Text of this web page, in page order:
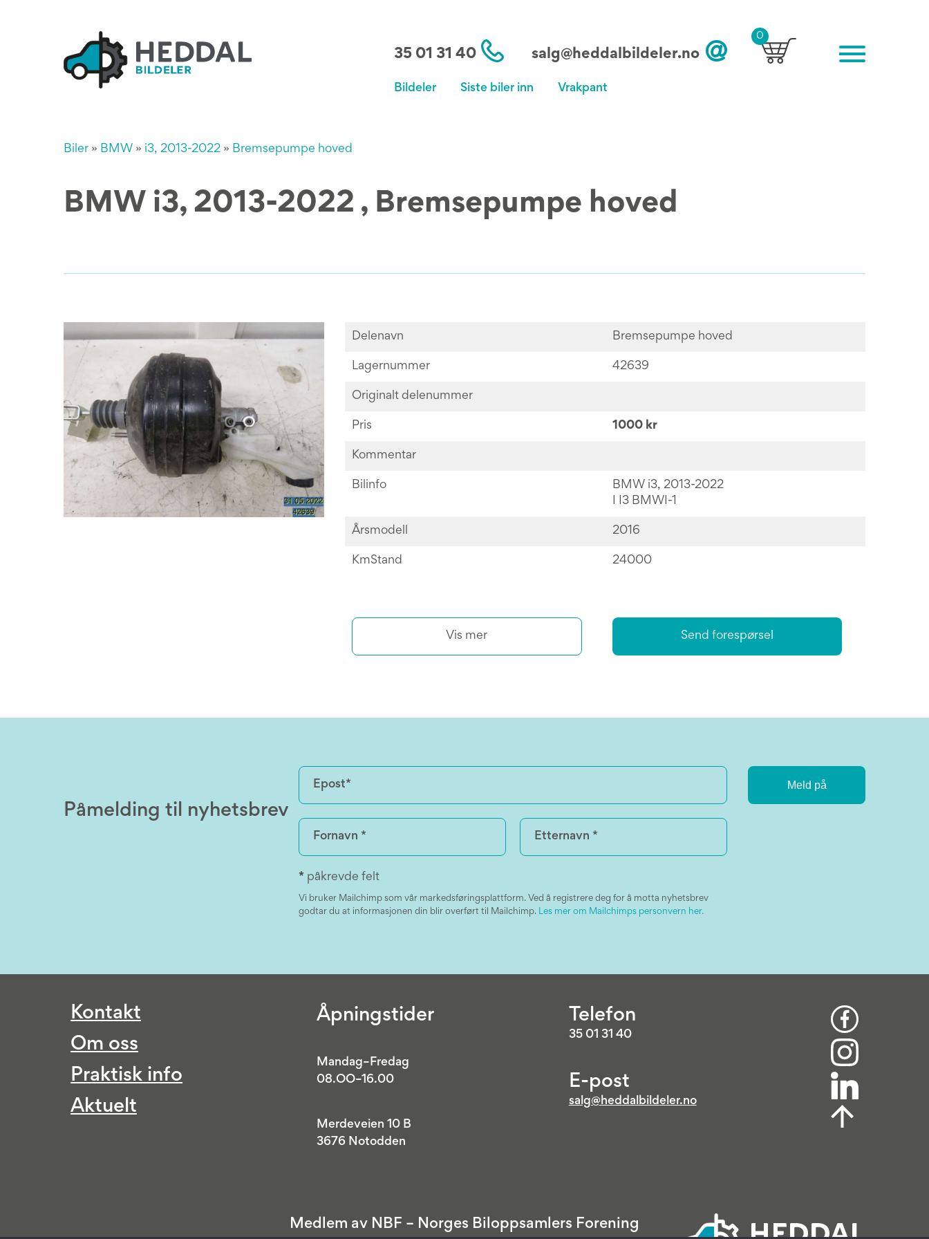
35 01 31 40 salg@heddalbildeler.no
0
Bildeler Siste biler inn Vrakpant
Biler » BMW » i3, 2013-2022 » Bremsepumpe hoved
BMW i3, 2013-2022 , Bremsepumpe hoved
Delenavn Bremsepumpe hoved
Lagernummer 42639
Originalt delenummer
Pris 1000 kr
Kommentar
Bilinfo
BMW i3, 2013-2022
I I3 BMWI-1
Årsmodell 2016
KmStand 24000
Vis mer Send forespørsel
Påmelding til nyhetsbrev
* påkrevde felt
Vi bruker Mailchimp som vår markedsføringsplattform. Ved å registrere deg for å motta nyhetsbrev
godtar du at informasjonen din blir overført til Mailchimp. Les mer om Mailchimps personvern her.
Kontakt
Om oss
Praktisk info
Aktuelt
Åpningstider
Mandag–Fredag
08.OO–16.00
Merdeveien 10 B
3676 Notodden
Telefon
35 01 31 40
E-post
salg@heddalbildeler.no
Medlem av NBF – Norges Biloppsamlers Forening